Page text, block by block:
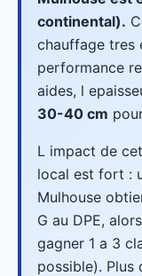
continental).
chauffage tres
performance
aides, l
30-40 cm
L impact de
local est fort :
Mulhouse
G au DPE,
gagner 1 a 3
possible). Plus